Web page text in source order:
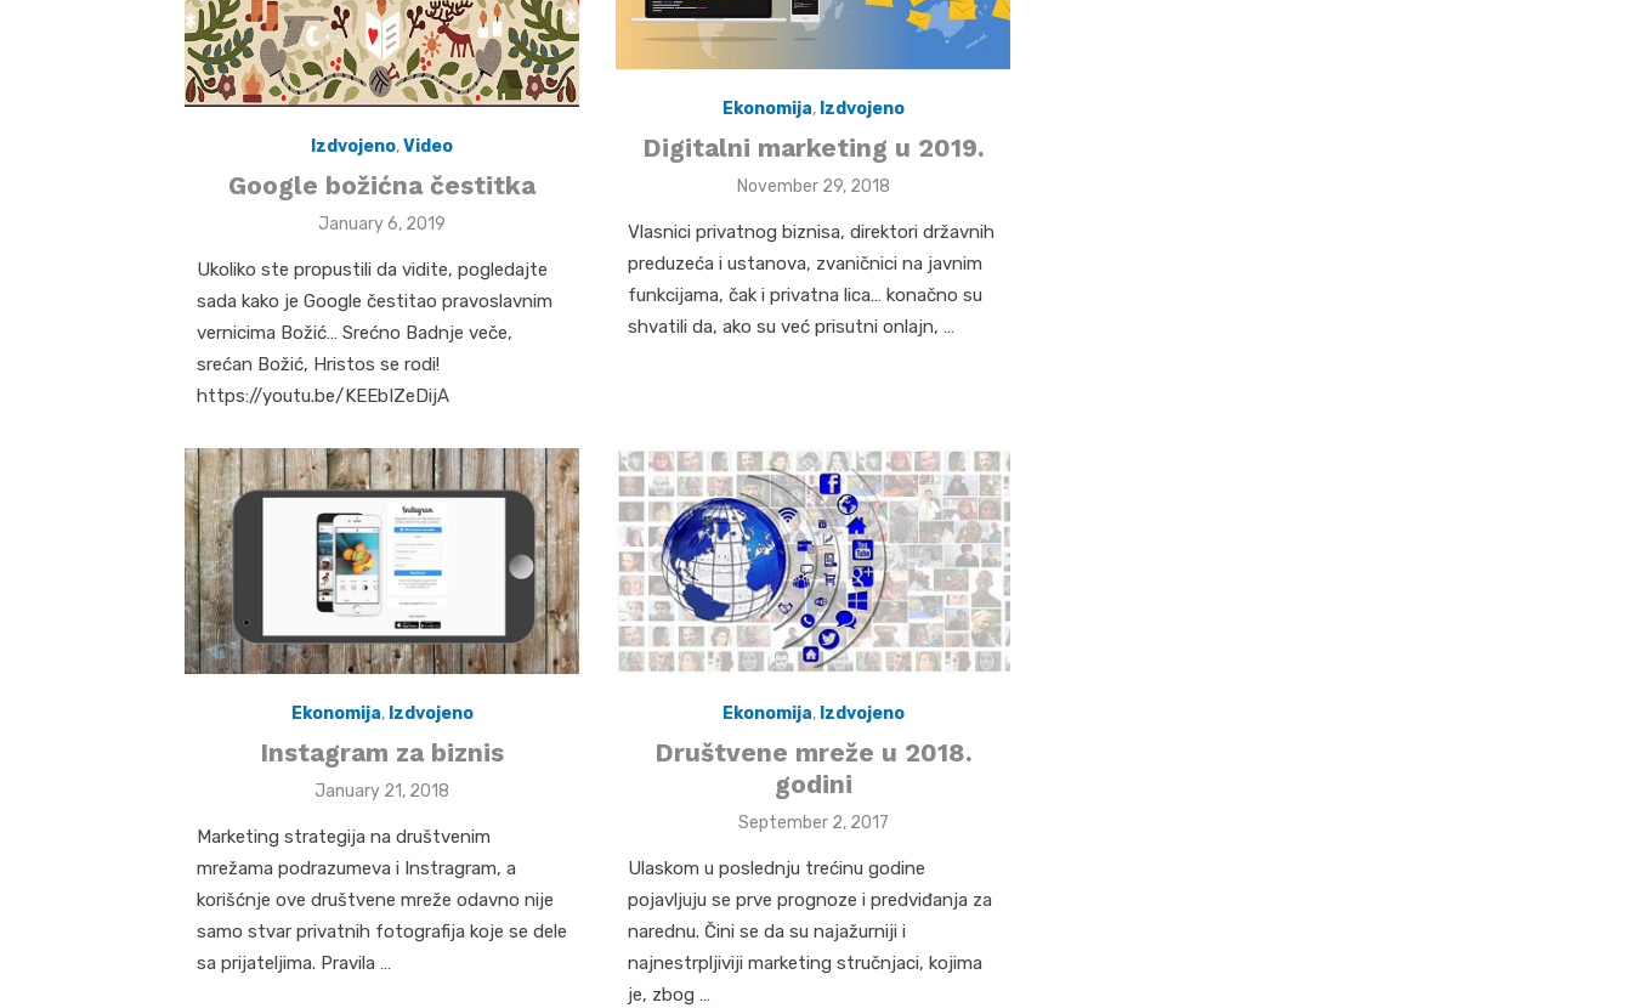
Izdvojeno,Video
Google božićna čestitka
Posted
January 6, 2019
Ukoliko ste propustili da vidite, pogledajte
sada kako je Google čestitao pravoslavnim
vernicima Božić… Srećno Badnje veče,
srećan Božić, Hristos se rodi!
https://youtu.be/KEEbIZeDijA
Ekonomija, Izdvojeno
Digitalni marketing u 2019.
Posted
November 29, 2018
Vlasnici privatnog biznisa, direktori državnih
preduzeća i ustanova, zvaničnici na javnim
funkcijama, čak i privatna lica… konačno su
shvatili da, ako su već prisutni onlajn, …
Ekonomija, Izdvojeno
Instagram za biznis
Posted
January 21, 2018
Marketing strategija na društvenim
mrežama podrazumeva i Instragram, a
korišćnje ove društvene mreže odavno nije
samo stvar privatnih fotografija koje se dele
sa prijateljima. Pravila …
Ekonomija, Izdvojeno
Društvene mreže u 2018.
godini
Posted
September 2, 2017
Ulaskom u poslednju trećinu godine
pojavljuju se prve prognoze i predviđanja za
narednu. Čini se da su najažurniji i
najnestrpljiviji marketing stručnjaci, kojima
je, zbog …